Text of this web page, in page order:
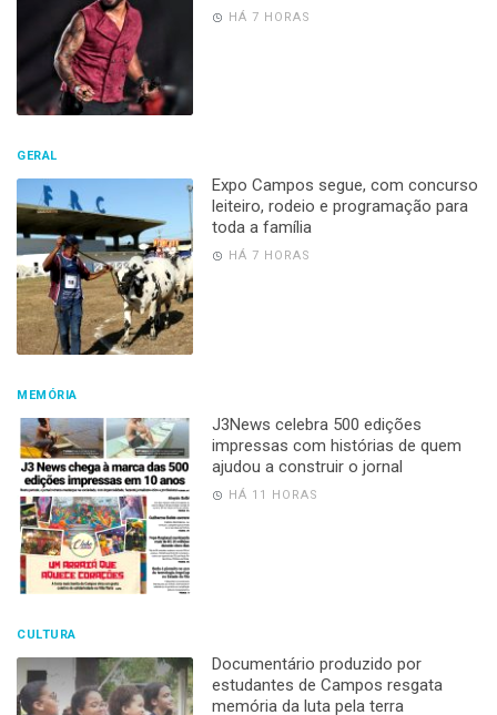
HÁ 7 HORAS
GERAL
Expo Campos segue, com concurso
leiteiro, rodeio e programação para
toda a família
HÁ 7 HORAS
MEMÓRIA
J3News celebra 500 edições
impressas com histórias de quem
ajudou a construir o jornal
HÁ 11 HORAS
CULTURA
Documentário produzido por
estudantes de Campos resgata
memória da luta pela terra